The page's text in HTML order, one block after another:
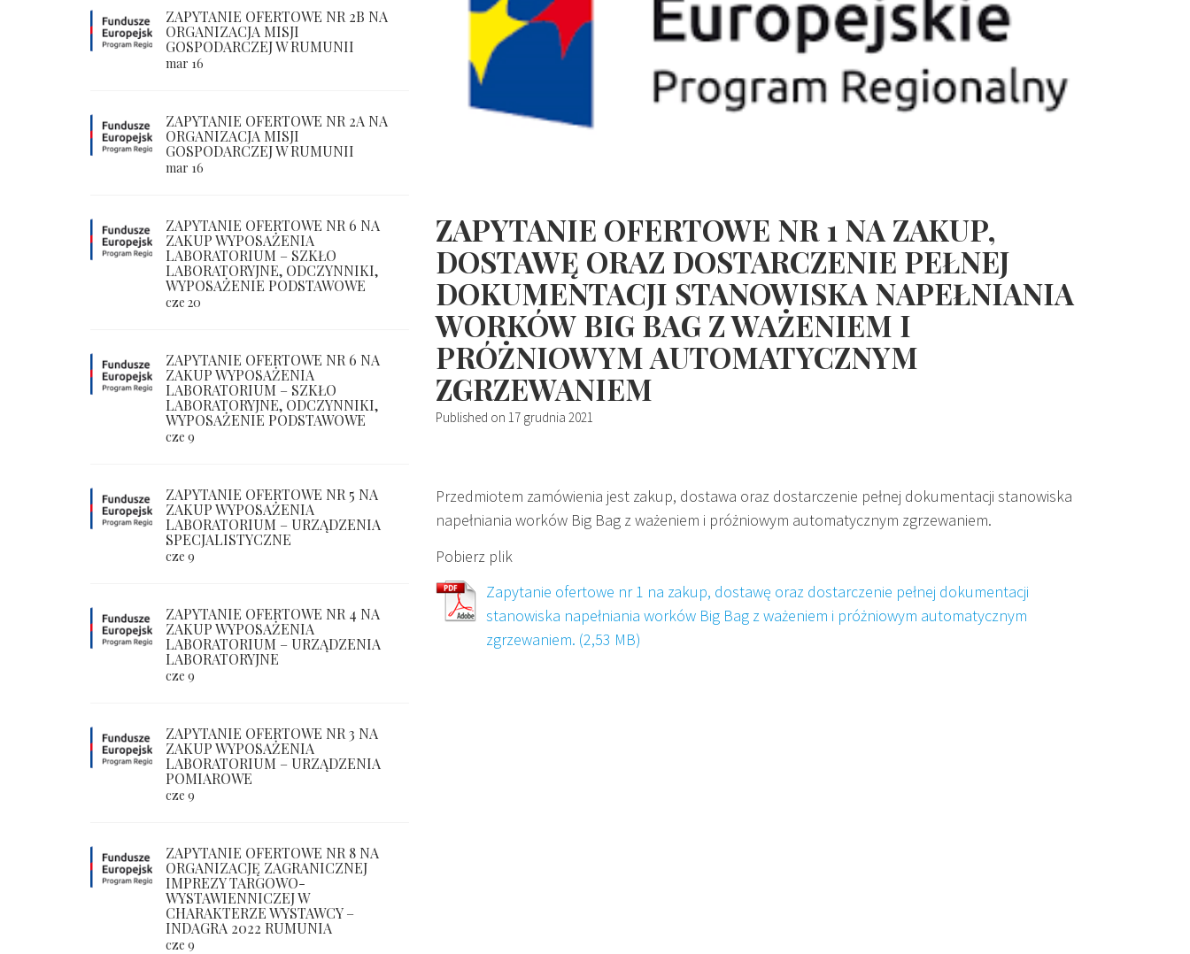
ZAPYTANIE OFERTOWE NR 2B NA
ORGANIZACJA MISJI
GOSPODARCZEJ W RUMUNII
mar 16
ZAPYTANIE OFERTOWE NR 2A NA
ORGANIZACJA MISJI
GOSPODARCZEJ W RUMUNII
mar 16
ZAPYTANIE OFERTOWE NR 6 NA
ZAKUP WYPOSAŻENIA
LABORATORIUM – SZKŁO
LABORATORYJNE, ODCZYNNIKI,
WYPOSAŻENIE PODSTAWOWE
cze 20
ZAPYTANIE OFERTOWE NR 6 NA
ZAKUP WYPOSAŻENIA
LABORATORIUM – SZKŁO
LABORATORYJNE, ODCZYNNIKI,
WYPOSAŻENIE PODSTAWOWE
cze 9
ZAPYTANIE OFERTOWE NR 5 NA
ZAKUP WYPOSAŻENIA
LABORATORIUM – URZĄDZENIA
SPECJALISTYCZNE
cze 9
ZAPYTANIE OFERTOWE NR 4 NA
ZAKUP WYPOSAŻENIA
LABORATORIUM – URZĄDZENIA
LABORATORYJNE
cze 9
ZAPYTANIE OFERTOWE NR 3 NA
ZAKUP WYPOSAŻENIA
LABORATORIUM – URZĄDZENIA
POMIAROWE
cze 9
ZAPYTANIE OFERTOWE NR 8 NA
ORGANIZACJĘ ZAGRANICZNEJ
IMPREZY TARGOWO-
WYSTAWIENNICZEJ W
CHARAKTERZE WYSTAWCY –
INDAGRA 2022 RUMUNIA
cze 9
ZAPYTANIE OFERTOWE NR 1 NA ZAKUP,
DOSTAWĘ ORAZ DOSTARCZENIE PEŁNEJ
DOKUMENTACJI STANOWISKA NAPEŁNIANIA
WORKÓW BIG BAG Z WAŻENIEM I
PRÓŻNIOWYM AUTOMATYCZNYM
ZGRZEWANIEM
Published on 17 grudnia 2021
Przedmiotem zamówienia jest zakup, dostawa oraz dostarczenie pełnej dokumentacji stanowiska
napełniania worków Big Bag z ważeniem i próżniowym automatycznym zgrzewaniem.
Pobierz plik
Zapytanie ofertowe nr 1 na zakup, dostawę oraz dostarczenie pełnej dokumentacji
stanowiska napełniania worków Big Bag z ważeniem i próżniowym automatycznym
zgrzewaniem.